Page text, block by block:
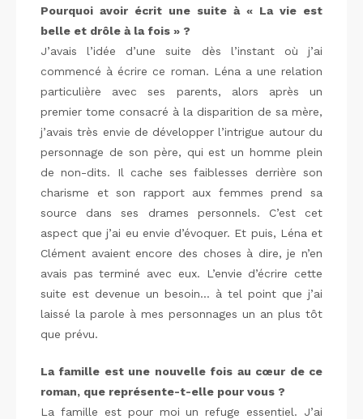
Pourquoi avoir écrit une suite à « La vie est
belle et drôle à la fois » ?
J’avais l’idée d’une suite dès l’instant où j’ai
commencé à écrire ce roman. Léna a une relation
particulière avec ses parents, alors après un
premier tome consacré à la disparition de sa mère,
j’avais très envie de développer l’intrigue autour du
personnage de son père, qui est un homme plein
de non-dits. Il cache ses faiblesses derrière son
charisme et son rapport aux femmes prend sa
source dans ses drames personnels. C’est cet
aspect que j’ai eu envie d’évoquer. Et puis, Léna et
Clément avaient encore des choses à dire, je n’en
avais pas terminé avec eux. L’envie d’écrire cette
suite est devenue un besoin… à tel point que j’ai
laissé la parole à mes personnages un an plus tôt
que prévu.
La famille est une nouvelle fois au cœur de ce
roman, que représente-t-elle pour vous ?
La famille est pour moi un refuge essentiel. J’ai